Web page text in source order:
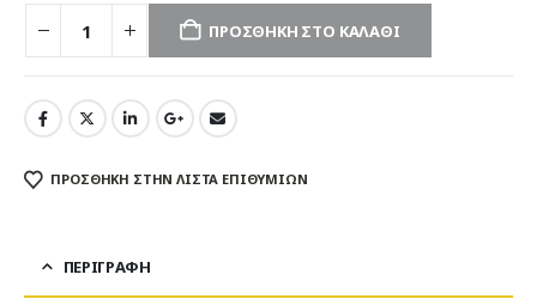
ΠΡΟΣΘΉΚΗ ΣΤΟ ΚΑΛΆΘΙ
ΠΡΌΣΘΉΚΗ ΣΤΗΝ ΛΊΣΤΑ ΕΠΙΘΥΜΙΏΝ
ΠΕΡΙΓΡΑΦΉ